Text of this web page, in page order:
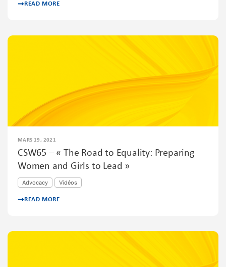
READ MORE
MARS 19, 2021
CSW65 – « The Road to Equality: Preparing
Women and Girls to Lead »
Advocacy Vidéos
READ MORE